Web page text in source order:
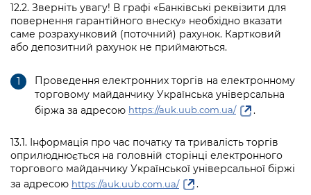
12.2. Зверніть увагу! В графі «Банківські реквізити для
повернення гарантійного внеску» необхідно вказати
саме розрахунковий (поточний) рахунок. Картковий
або депозитний рахунок не приймаються.
Проведення електронних торгів на електронному
торговому майданчику Українська універсальна
біржа за адресою https://auk.uub.com.ua/ .
13.1. Інформація про час початку та тривалість торгів
оприлюднюється на головній сторінці електронного
торгового майданчику Української універсальної біржі
за адресою https://auk.uub.com.ua/ .